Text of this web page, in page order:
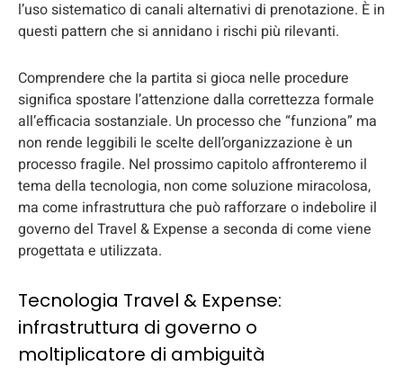
l’uso sistematico di canali alternativi di prenotazione. È in
questi pattern che si annidano i rischi più rilevanti.
Comprendere che la partita si gioca nelle procedure
significa spostare l’attenzione dalla correttezza formale
all’efficacia sostanziale. Un processo che “funziona” ma
non rende leggibili le scelte dell’organizzazione è un
processo fragile. Nel prossimo capitolo affronteremo il
tema della tecnologia, non come soluzione miracolosa,
ma come infrastruttura che può rafforzare o indebolire il
governo del Travel & Expense a seconda di come viene
progettata e utilizzata.
Tecnologia Travel & Expense:
infrastruttura di governo o
moltiplicatore di ambiguità